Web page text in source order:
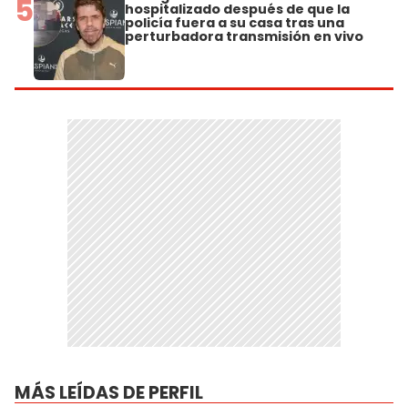
5 hospitalizado después de que la
policía fuera a su casa tras una
perturbadora transmisión en vivo
MÁS LEÍDAS DE PERFIL